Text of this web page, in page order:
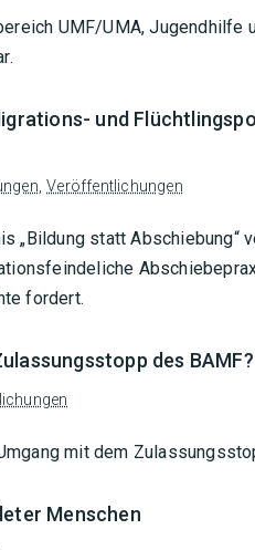
UMF/UMA, Jugendhilfe
und
,Veröffentlichungen
„Bildung statt Abschiebung“
fordert.
des BAMF?
mit dem
Menschen